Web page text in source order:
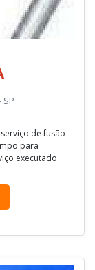
SP
de fusão
para
executado